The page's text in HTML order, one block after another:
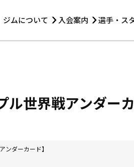
ジムについて 入会案内 選手・ス
選手・スタッフ
ル世界戦アンダー
ンダーカード】